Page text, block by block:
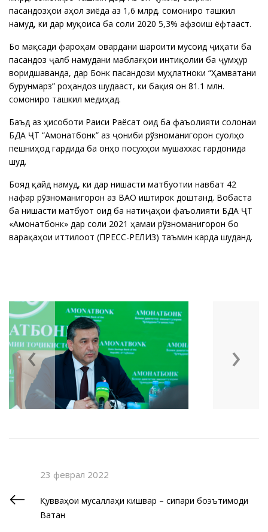
пасандозҳои аҳолӣ зиёда аз 1,6 млрд. сомониро ташкил
намуд, ки дар муқоиса ба соли 2020 5,3% афзоиш ёфтааст.
Бо мақсади фароҳам овардани шароити мусоид ҷиҳати ба
пасандоз ҷалб намудани маблағҳои интиқолии ба ҷумҳурӣ
воридшаванда, дар Бонк пасандози муҳлатноки “Ҳамватани
бурунмарзӣ” роҳандозӣ шудааст, ки бақия он 81.1 млн.
сомониро ташкил медиҳад.
Баъд аз ҳисоботи Раиси Раёсат оид ба фаъолияти солонаи
БДА ҶТ “Амонатбонк” аз ҷониби рўзноманигорон суолҳо
пешниҳод гардида ба онҳо посухҳои мушаххас гардонида
шуд.
Бояд қайд намуд, ки дар нишасти матбуотии навбатӣ 42
нафар рӯзноманигорон аз ВАО иштирок доштанд. Вобаста
ба нишасти матбуотӣ оид ба натиҷаҳои фаъолияти БДА ҶТ
«Амонатбонк» дар соли 2021 ҳамаи рўзноманигорон бо
варақаҳои иттилоотӣ (ПРЕСС-РЕЛИЗ) таъмин карда шуданд.
‹ ›
23 феврал 2022
Қувваҳои мусаллаҳи кишвар – сипари боэътимоди
Ватан